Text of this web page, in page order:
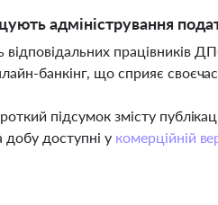
адміністрування
працівників
банкінг, що сприяє
підсумок змісту
доступні у комерційній